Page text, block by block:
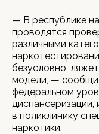
— В республике
проводятся
различными
безусловно,
модели, —
федеральном
диспансеризации,
в поликлинику
наркотики.